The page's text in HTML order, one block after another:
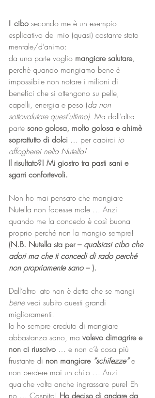
Il cibo secondo me è un esempio
esplicativo del mio (quasi) costante stato
mentale/d’animo:
da una parte voglio mangiare salutare,
perché quando mangiamo bene è
impossibile non notare i milioni di
benefici che si ottengono su pelle,
capelli, energia e peso (da non
sottovalutare quest’ultimo). Ma dall’altra
parte sono golosa, molto golosa e ahimè
soprattutto di dolci … per capirci io
affogherei nella Nutella!
Il risultato?! Mi giostro tra pasti sani e
sgarri confortevoli.
Non ho mai pensato che mangiare
Nutella non facesse male … Anzi
quando me la concedo è così buona
proprio perché non la mangio sempre!
(N.B. Nutella sta per – qualsiasi cibo che
adori ma che ti concedi di rado perché
non propriamente sano – ).
Dall’altro lato non è detto che se mangi
bene vedi subito questi grandi
miglioramenti.
Io ho sempre creduto di mangiare
abbastanza sano, ma volevo dimagrire e
non ci riuscivo … e non c’è cosa più
frustante di non mangiare “schifezze” e
non perdere mai un chilo … Anzi
qualche volta anche ingrassare pure! Eh
no … Caspita! Ho deciso di andare da